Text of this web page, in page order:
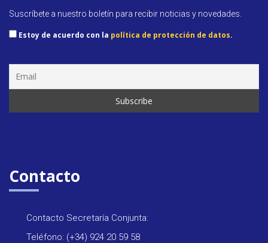
Suscríbete a nuestro boletín para recibir noticias y novedades.
Estoy de acuerdo con la política de protección de datos.
Contacto
Contacto Secretaría Conjunta:
Teléfono: (+34) 924 20 59 58